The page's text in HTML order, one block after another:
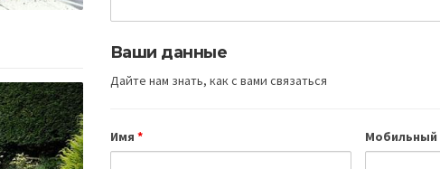
Ваши данные
Дайте нам знать, как с вами связаться
Имя * Мобильный